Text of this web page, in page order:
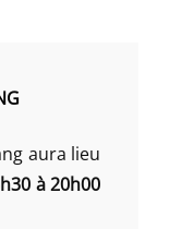
aura lieu
à 20h00